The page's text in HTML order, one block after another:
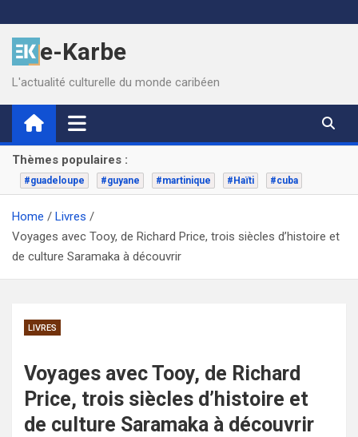
to
contente-Karbe
L'actualité culturelle du monde caribéen
Thèmes populaires :
#guadeloupe #guyane #martinique #Haïti #cuba
Home
Livres
Voyages avec Tooy, de Richard Price, trois siècles d’histoire et
de culture Saramaka à découvrir
LIVRES
Voyages avec Tooy, de Richard
Price, trois siècles d’histoire et
de culture Saramaka à découvrir